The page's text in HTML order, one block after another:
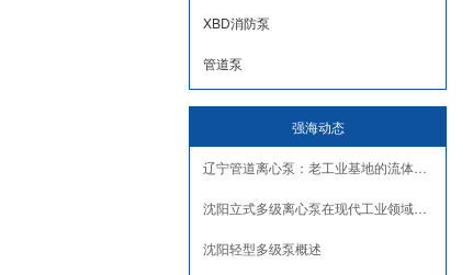
XBD消防泵
管道泵
强海动态
辽宁管道离心泵：老工业基地的流体输送“心脏”
沈阳立式多级离心泵在现代工业领域中发挥着越来越重要的作用
沈阳轻型多级泵概述